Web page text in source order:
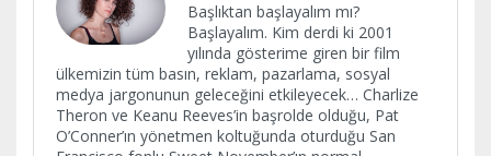
Başlıktan başlayalım mı?
Başlayalım. Kim derdi ki 2001
yılında gösterime giren bir film
ülkemizin tüm basın, reklam, pazarlama, sosyal
medya jargonunun geleceğini etkileyecek… Charlize
Theron ve Keanu Reeves’in başrolde olduğu, Pat
O’Conner’ın yönetmen koltuğunda oturduğu San